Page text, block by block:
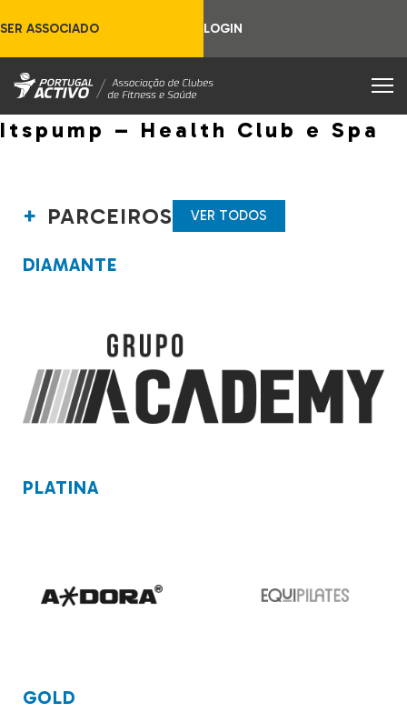
SER ASSOCIADO LOGIN
Itspump – Health Club e Spa
PARCEIROS VER TODOS
DIAMANTE
PLATINA
GOLD